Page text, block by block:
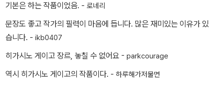
기본은 하는 작품이었음. - 로네리
문장도 좋고 작가의 필력이 마음에 듭니다. 많은 재미있는 이유가 있
습니다. - ikb0407
히가시노 게이고 장르, 놓칠 수 없어요 - parkcourage
역시 히가시노 게이고의 작품이다. - 하루해가저물면